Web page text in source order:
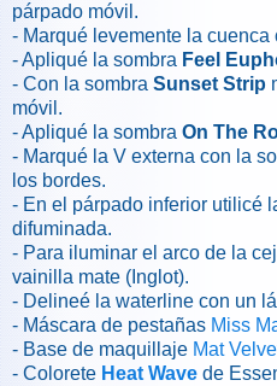
párpado móvil.
- Marqué levemente la cuenca
- Apliqué la sombra Feel
- Con la sombra Sunset Strip
móvil.
- Apliqué la sombra On The
- Marqué la V externa con la
los bordes.
- En el párpado inferior utilicé
difuminada.
- Para iluminar el arco de la
vainilla mate (Inglot).
- Delineé la waterline con un
- Máscara de pestañas Miss
- Base de maquillaje Mat
- Colorete Heat Wave de